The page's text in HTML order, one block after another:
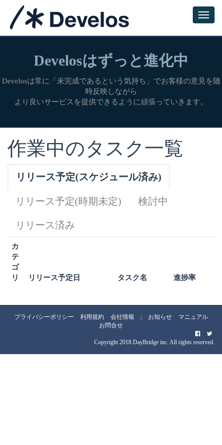
Develosはずっと進化中
Develosは常に「未完成であるという気持ち」でお客様の意見を随
時反映しながら
より良いサービスを提供できるように頑張っていきます。
作業中のタスク一覧
リリース予定(スケジュール済み)
リリース予定(時期未定) 検討中
リリース済み
カ
テ
ゴ
リ
リリース予定日 タスク名 進捗率
プライバシーポリシー 利用規約 会社情報 | お知らせ
マニュアル
お問合せ
Copyright 2018 DayBridge inc. All rights reserved.